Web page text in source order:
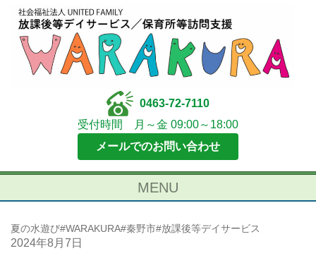
0463-72-7110
受付時間 月～金 09:00～18:00
メールでのお問い合わせ
MENU
夏の水遊び#WARAKURA#秦野市#放課後等デイサービス
2024年8月7日